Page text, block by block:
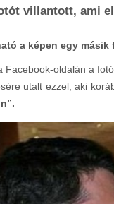
villantott, ami
a képen egy
Facebook-oldalán a
utalt ezzel, aki